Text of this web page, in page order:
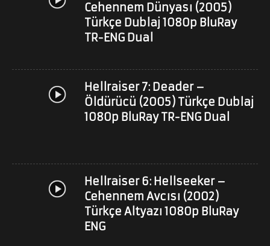
Cehennem Dünyası (2005)
Türkçe Dublaj 1080p BluRay
TR-ENG Dual
Hellraiser 7: Deader –
Öldürücü (2005) Türkçe Dublaj
1080p BluRay TR-ENG Dual
Hellraiser 6: Hellseeker –
Cehennem Avcısı (2002)
Türkçe Altyazı 1080p BluRay
ENG